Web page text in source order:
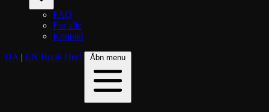
FAQ
For alle
Kontakt
DA | EN Book Her! Åbn menu